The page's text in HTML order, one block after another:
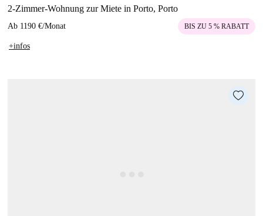
2-Zimmer-Wohnung zur Miete in Porto, Porto
Ab 1190 €/Monat BIS ZU 5 % RABATT
+infos